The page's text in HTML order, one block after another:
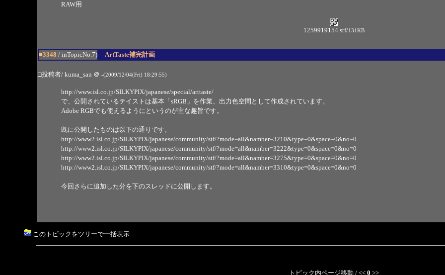
RAW用
1259919154.stf/131KB
■3348 / inTopicNo.7) ArtTaste補完計画
□投稿者/ kuma_san ＠ -(2009/12/04(Fri) 18:29:55)
http://www.isl.co.jp/SILKYPIX/japanese/special/arttaste/
で、公開されているテイストは基本「sRGB」を作業、出力色空間として作成されています。
Adobe RGBでも使えるようにというのが主な趣旨です。
既に公開したものは以下の通りです。
http://www2.isl.co.jp/SILKYPIX/japanese/community/stf/?mode=all&namber=3210&type=0&space=0&no=0
http://www2.isl.co.jp/SILKYPIX/japanese/community/stf/?mode=all&namber=3222&type=0&space=0&no=0
http://www2.isl.co.jp/SILKYPIX/japanese/community/stf/?mode=all&namber=3275&type=0&space=0&no=0
http://www2.isl.co.jp/SILKYPIX/japanese/community/stf/?mode=all&namber=3310&type=0&space=0&no=0
今回さらに追加した分を下のスレッドに公開します。
このトピックをツリーで一括表示
トピック内ページ移動 / << 0 >>